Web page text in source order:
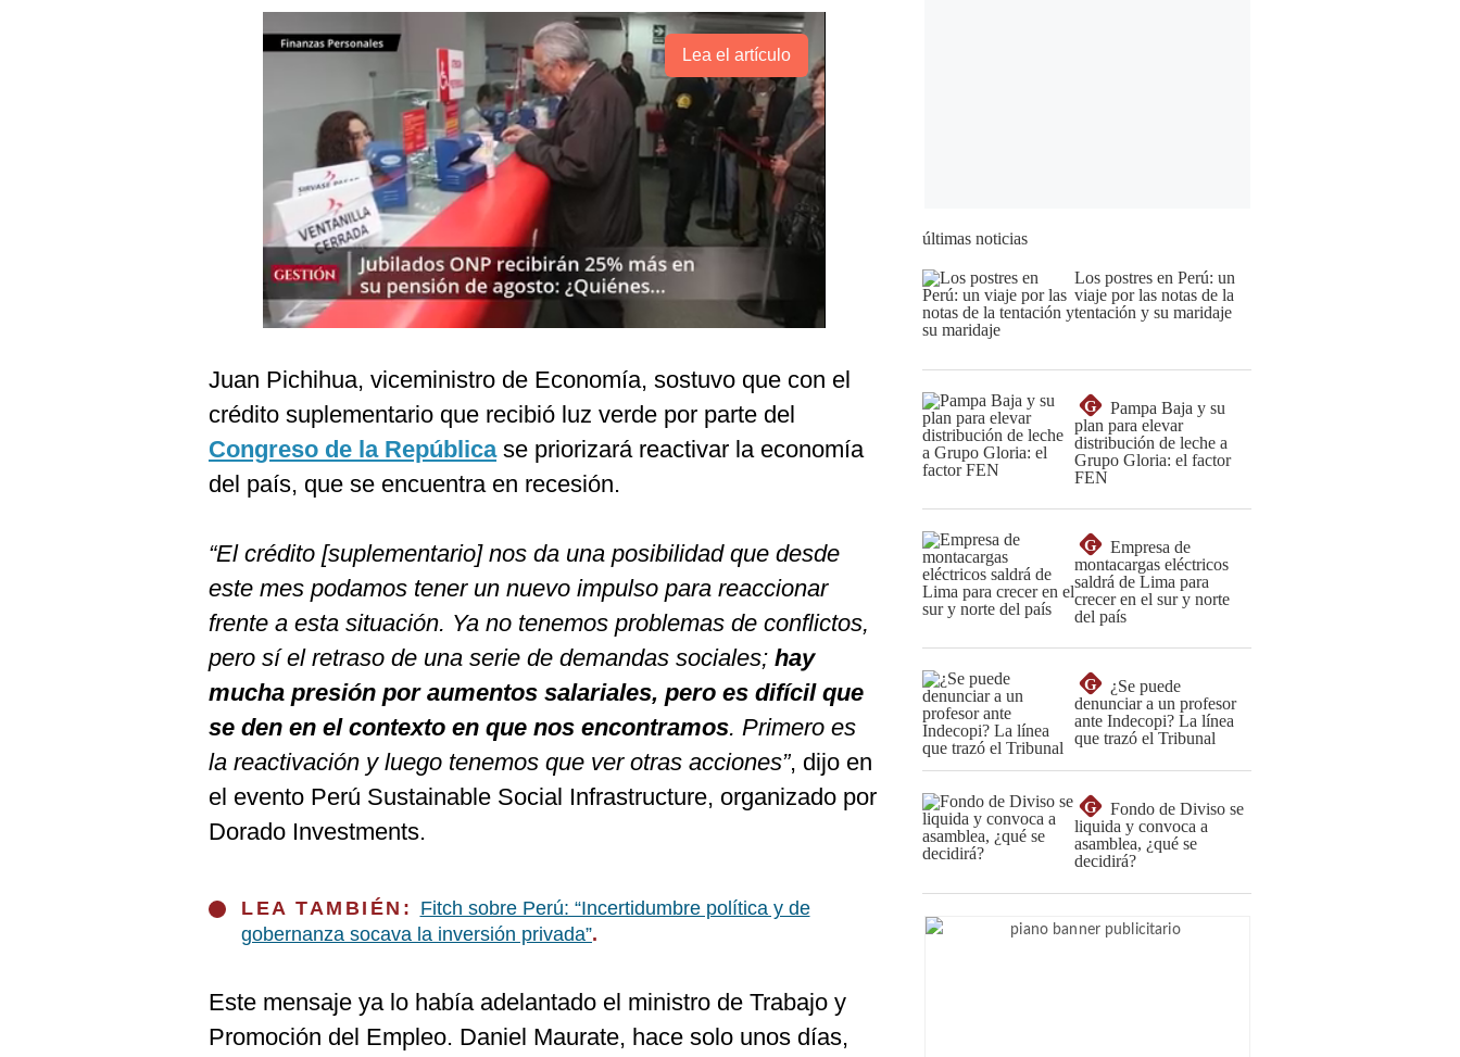
Lea el artículo
Juan Pichihua, viceministro de Economía, sostuvo que con el
crédito suplementario que recibió luz verde por parte del
Congreso de la Repúblicase priorizará reactivar la economía
del país, que se encuentra en recesión.
“El crédito [suplementario] nos da una posibilidad que desde
este mes podamos tener un nuevo impulso para reaccionar
frente a esta situación. Ya no tenemos problemas de conflictos,
pero sí el retraso de una serie de demandas sociales; hay
mucha presión por aumentos salariales, pero es difícil que
se den en el contexto en que nos encontramos. Primero es
la reactivación y luego tenemos que ver otras acciones”, dijo en
el evento Perú Sustainable Social Infrastructure, organizado por
Dorado Investments.
LEA TAMBIÉN: Fitch sobre Perú: “Incertidumbre política y de
gobernanza socava la inversión privada”.
Este mensaje ya lo había adelantado el ministro de Trabajo y
Promoción del Empleo. Daniel Maurate, hace solo unos días,
últimas noticias
Los postres en Perú: un
viaje por las notas de la
tentación y su maridaje
G
Pampa Baja y su
plan para elevar
distribución de leche a
Grupo Gloria: el factor
FEN
G
Empresa de
montacargas eléctricos
saldrá de Lima para
crecer en el sur y norte
del país
G
¿Se puede
denunciar a un profesor
ante Indecopi? La línea
que trazó el Tribunal
G
Fondo de Diviso se
liquida y convoca a
asamblea, ¿qué se
decidirá?